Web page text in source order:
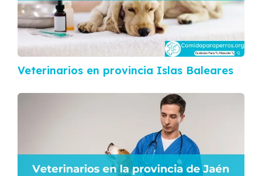
Veterinarios en provincia Islas Baleares